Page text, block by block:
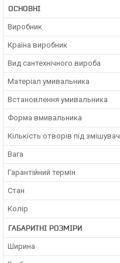
ОСНОВНІ
Виробник
Країна виробник
Вид сантехнічного вироба
Матеріал умивальника
Встановлення умивальника
Форма вмивальника
Кількість отворів під змішувач
Вага
Гарантійний термін
Стан
Колір
ГАБАРИТНІ РОЗМІРИ
Ширина